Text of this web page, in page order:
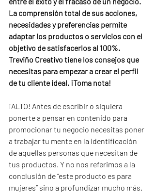
La comprensión total de sus acciones,
necesidades y preferencias permite
adaptar los productos o servicios con el
objetivo de satisfacerlos al 100%.
Treviño Creativo tiene los consejos que
necesitas para empezar a crear el perfil
de tu cliente ideal. ¡Toma nota!
¡ALTO! Antes de escribir o siquiera
ponerte a pensar en contenido para
promocionar tu negocio necesitas poner
a trabajar tu mente en la identificación
de aquellas personas que necesitan de
tus productos. Y no nos referimos a la
conclusión de “este producto es para
mujeres” sino a profundizar mucho más.